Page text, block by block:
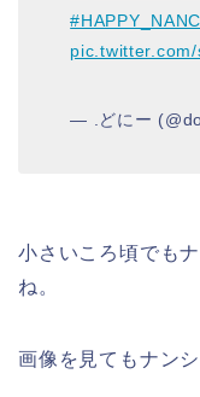
pic.twitter.com/
— .どにー
小さいころ頃でも
ね。
画像を見てもナン